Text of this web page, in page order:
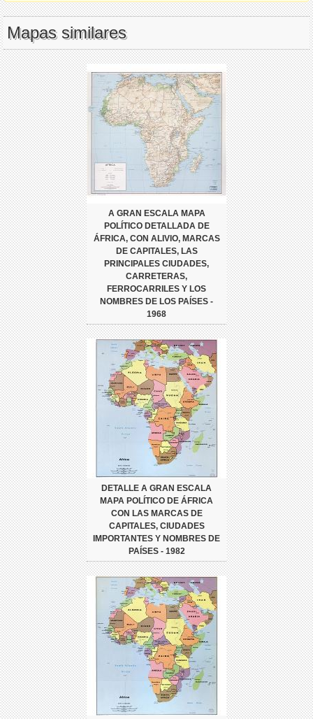
Mapas similares
A GRAN ESCALA MAPA
POLÍTICO DETALLADA DE
ÁFRICA, CON ALIVIO, MARCAS
DE CAPITALES, LAS
PRINCIPALES CIUDADES,
CARRETERAS,
FERROCARRILES Y LOS
NOMBRES DE LOS PAÍSES -
1968
DETALLE A GRAN ESCALA
MAPA POLÍTICO DE ÁFRICA
CON LAS MARCAS DE
CAPITALES, CIUDADES
IMPORTANTES Y NOMBRES DE
PAÍSES - 1982